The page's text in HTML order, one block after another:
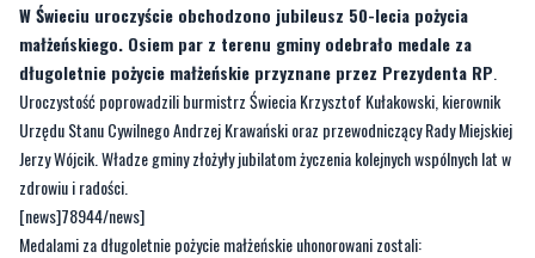
W Świeciu uroczyście obchodzono jubileusz 50-lecia pożycia
małżeńskiego. Osiem par z terenu gminy odebrało medale za
długoletnie pożycie małżeńskie przyznane przez Prezydenta RP
Uroczystość poprowadzili burmistrz Świecia Krzysztof Kułakowski, kierownik
Urzędu Stanu Cywilnego Andrzej Krawański oraz przewodniczący Rady Miejskiej
Jerzy Wójcik. Władze gminy złożyły jubilatom życzenia kolejnych wspólnych lat w
zdrowiu i radości.
[news]78944/news]
Medalami za długoletnie pożycie małżeńskie uhonorowani zostali: